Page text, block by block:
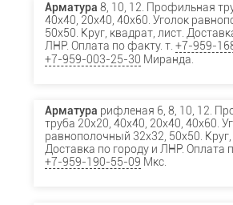
Арматура 8, 10, 12. Профильная
40х40, 20х40, 40х60. Уголок
50х50. Круг, квадрат, лист.
ЛНР. Оплата по факту. т. +7-959-
+7-959-003-25-30 Миранда.
Арматура рифленая 6, 8, 10, 12.
труба 20х20, 40х40, 20х40, 40х60.
равнополочный 32х32, 50х50. Круг,
Доставка по городу и ЛНР. Оплата
+7-959-190-55-09 Мкс.